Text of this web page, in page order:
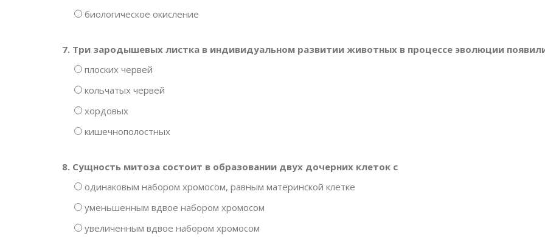
биологическое окисление
7. Три зародышевых листка в индивидуальном развитии животных в процессе эволюции
плоских червей
кольчатых червей
хордовых
кишечнополостных
8. Сущность митоза состоит в образовании двух дочерних клеток с
одинаковым набором хромосом, равным материнской клетке
уменьшенным вдвое набором хромосом
увеличенным вдвое набором хромосом